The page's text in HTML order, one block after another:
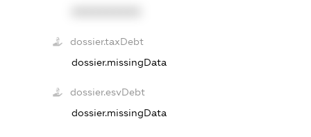
dossier.taxDebt
dossier.missingData
dossier.esvDebt
dossier.missingData